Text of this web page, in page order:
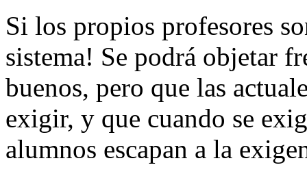
Si los propios profesores
sistema! Se podrá objetar
buenos, pero que las
exigir, y que cuando se
alumnos escapan a la